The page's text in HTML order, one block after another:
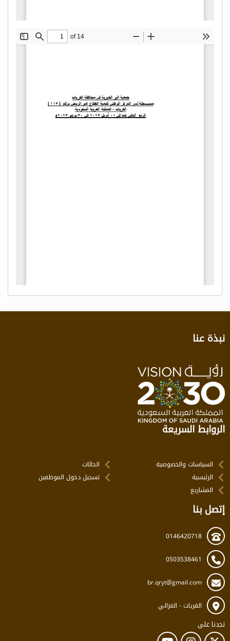
نبذة عنا
الروابط السريعة
السياسات والخصوصية
الرئيسية
المشاريع
الحالات
تسجيل دخول الموظفين
إتصل بنا
0146420718
0503538461
br.qryt@gmail.com
القريات - الغزالي
تجدنا على